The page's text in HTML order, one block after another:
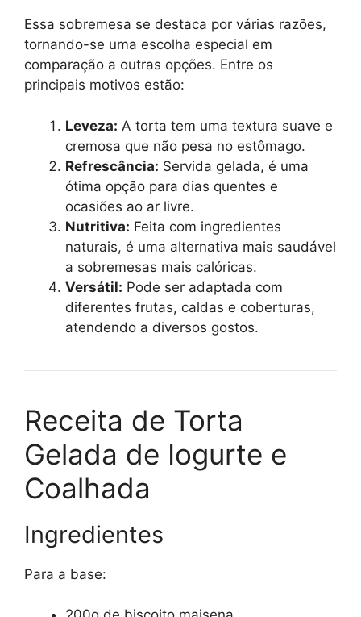
Essa sobremesa se destaca por várias razões,
tornando-se uma escolha especial em
comparação a outras opções. Entre os
principais motivos estão:
Leveza: A torta tem uma textura suave e
cremosa que não pesa no estômago.
Refrescância: Servida gelada, é uma
ótima opção para dias quentes e
ocasiões ao ar livre.
Nutritiva: Feita com ingredientes
naturais, é uma alternativa mais saudável
a sobremesas mais calóricas.
Versátil: Pode ser adaptada com
diferentes frutas, caldas e coberturas,
atendendo a diversos gostos.
Receita de Torta
Gelada de Iogurte e
Coalhada
Ingredientes
Para a base: